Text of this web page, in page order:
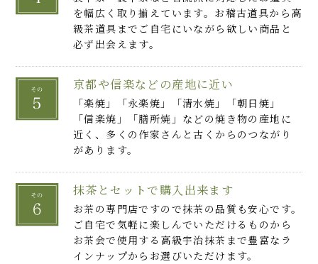
を幅広く取り揃えています。お稽古道具から高
級茶道具までご自宅にいながら欲しい商品と
必ず出会えます。
京都や信楽などの産地に近い
「楽焼」「永楽焼」「清水焼」「朝日焼」
「信楽焼」「膳所焼」などの焼き物の産地に
近く、多くの作家さんと古くからのつながり
があります。
抹茶とセットで購入出来ます
お茶の専門店ですので抹茶の品質も安心です。
ご自宅で気軽に楽しんでいただけるものから
お茶会で使用する高級宇治抹茶まで豊富なラ
インナップからお選びいただけます。